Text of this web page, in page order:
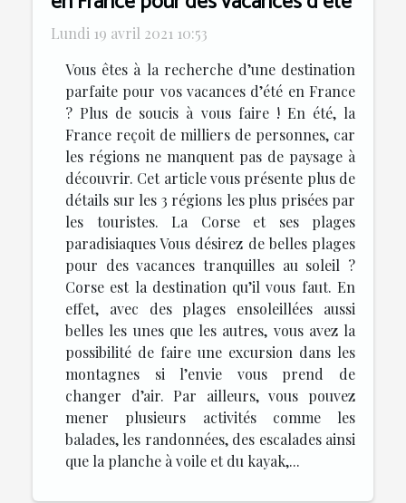
Lundi 19 avril 2021 10:53
Vous êtes à la recherche d’une destination
parfaite pour vos vacances d’été en France
? Plus de soucis à vous faire ! En été, la
France reçoit de milliers de personnes, car
les régions ne manquent pas de paysage à
découvrir. Cet article vous présente plus de
détails sur les 3 régions les plus prisées par
les touristes. La Corse et ses plages
paradisiaques Vous désirez de belles plages
pour des vacances tranquilles au soleil ?
Corse est la destination qu’il vous faut. En
effet, avec des plages ensoleillées aussi
belles les unes que les autres, vous avez la
possibilité de faire une excursion dans les
montagnes si l’envie vous prend de
changer d’air. Par ailleurs, vous pouvez
mener plusieurs activités comme les
balades, les randonnées, des escalades ainsi
que la planche à voile et du kayak,...